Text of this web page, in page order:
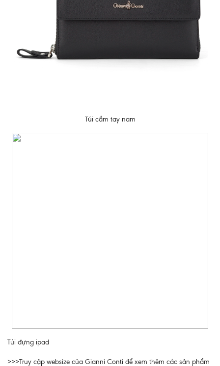
Túi cầm tay nam
Túi đựng ipad
>>>Truy cập websize của Gianni Conti để xem thêm các sản phẩm